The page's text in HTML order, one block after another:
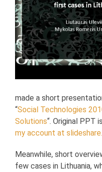
made a short
“Social Technologies
Solutions“. Original PPT
my account at
Meanwhile, short
few cases in Lithuania,